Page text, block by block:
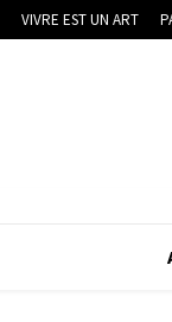
VIVRE EST UN ART